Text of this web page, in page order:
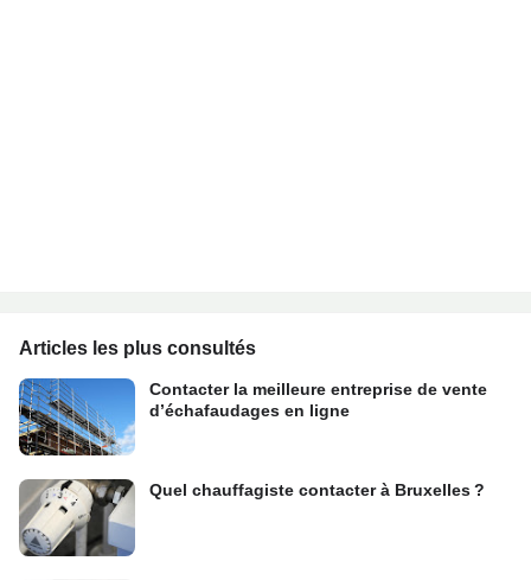
Articles les plus consultés
Contacter la meilleure entreprise de vente
d’échafaudages en ligne
Quel chauffagiste contacter à Bruxelles ?